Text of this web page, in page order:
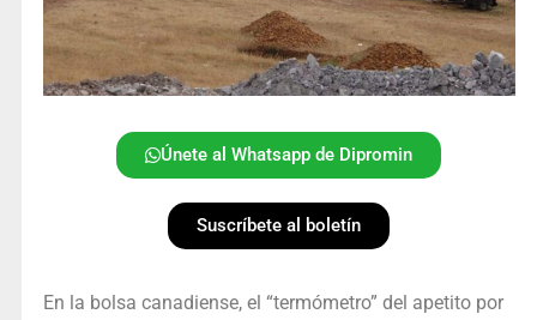
Únete al Whatsapp de Dipromin
Suscríbete al boletín
En la bolsa canadiense, el “termómetro” del apetito por